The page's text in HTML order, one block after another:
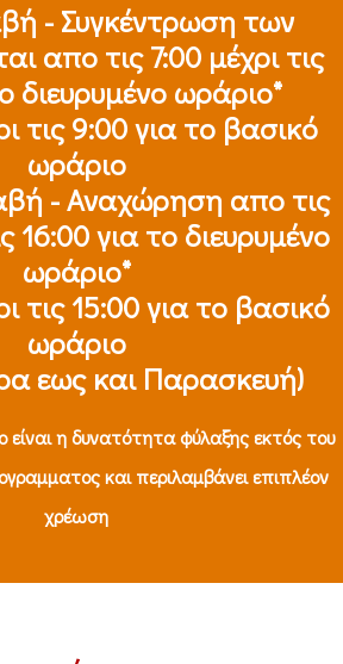
- Συγκέντρωση των
απο τις 7:00 μέχρι τις
διευρυμένο ωράριο*
τις 9:00 για το βασικό
ωράριο
- Αναχώρηση απο τις
16:00 για το διευρυμένο
ωράριο*
τις 15:00 για το βασικό
ωράριο
εως και Παρασκευή)
είναι η δυνατότητα φύλαξης εκτός του
και περιλαμβάνει επιπλέον
χρέωση